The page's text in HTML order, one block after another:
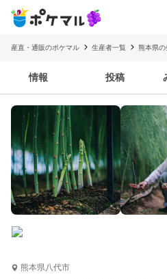
産直・通販のポケマル 生産者一覧 熊本県の
情報 投稿
熊本県八代市